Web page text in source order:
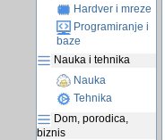
Hardver i mreze
Programiranje i
baze
Nauka i tehnika
Nauka
Tehnika
Dom, porodica,
biznis